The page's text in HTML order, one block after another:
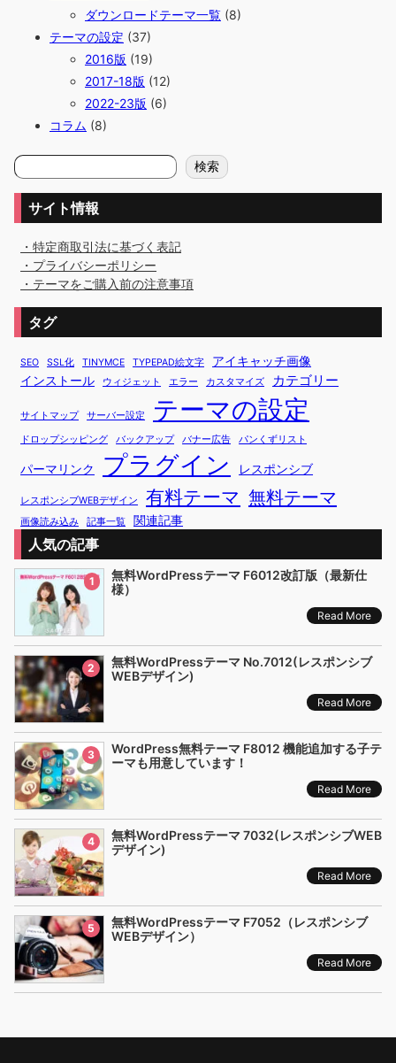
ダウンロードテーマ一覧 (8)
テーマの設定 (37)
2016版 (19)
2017-18版 (12)
2022-23版 (6)
コラム (8)
検
索
検索
サイト情報
・特定商取引法に基づく表記
・プライバシーポリシー
・テーマをご購入前の注意事項
タグ
SEO SSL化 TINYMCE TYPEPAD絵文字
アイキャッチ画像
インストール
ウィジェット エラー カスタマイズ カテゴリー
サイトマップ サーバー設定 テーマの設定
ドロップシッピング バックアップ バナー広告 パンくずリスト
パーマリンク プラグイン レスポンシブ
レスポンシブWEBデザイン 有料テーマ 無料テーマ
画像読み込み 記事一覧 関連記事
人気の記事
1
無料WordPressテーマ F6012改訂版（最新仕
様）
Read More
2
無料WordPressテーマ No.7012(レスポンシブ
WEBデザイン)
Read More
3
WordPress無料テーマ F8012 機能追加する子テ
ーマも用意しています！
Read More
4
無料WordPressテーマ 7032(レスポンシブWEB
デザイン)
Read More
5
無料WordPressテーマ F7052（レスポンシブ
WEBデザイン）
Read More